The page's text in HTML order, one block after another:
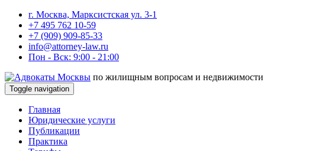
г. Москва, Марксистская ул. 3-1
+7 495 762 10-59
+7 (909) 909-85-33
info@attorney-law.ru
Пон - Вск: 9:00 - 21:00
по жилищным вопросам и недвижимости
Toggle navigation
Главная
Юридические услуги
Публикации
Практика